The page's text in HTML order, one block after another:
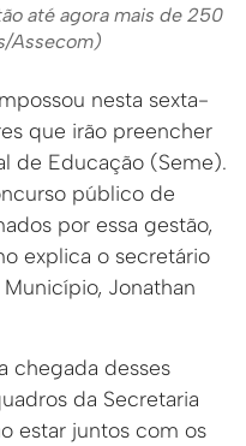
até agora mais de 250
Assecom)
nesta sexta-
que irão preencher
de Educação (Seme).
público de
por essa gestão,
explica o secretário
Jonathan
chegada desses
da Secretaria
estar juntos com os